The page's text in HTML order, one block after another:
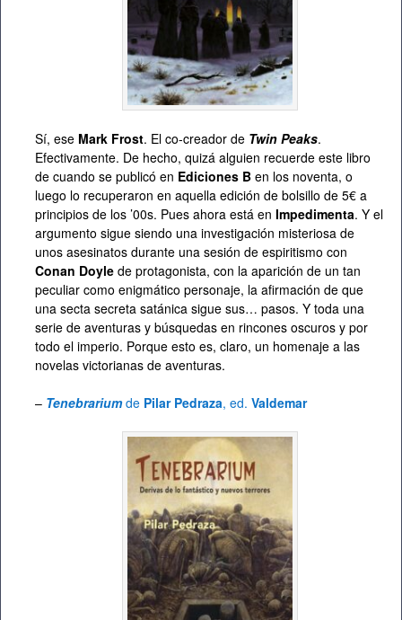
Sí, ese Mark Frost. El co-creador de Twin Peaks.
Efectivamente. De hecho, quizá alguien recuerde este libro
de cuando se publicó en Ediciones B en los noventa, o
luego lo recuperaron en aquella edición de bolsillo de 5€ a
principios de los ’00s. Pues ahora está en Impedimenta. Y el
argumento sigue siendo una investigación misteriosa de
unos asesinatos durante una sesión de espiritismo con
Conan Doyle de protagonista, con la aparición de un tan
peculiar como enigmático personaje, la afirmación de que
una secta secreta satánica sigue sus… pasos. Y toda una
serie de aventuras y búsquedas en rincones oscuros y por
todo el imperio. Porque esto es, claro, un homenaje a las
novelas victorianas de aventuras.
– Tenebrariumde Pilar Pedraza, ed. Valdemar